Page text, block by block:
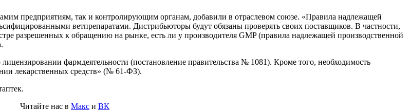
предприятиям, так и контролирующим органам, добавили в отраслевом союзе. «Правила надлежащей
ветпрепаратами. Дистрибьюторы будут обязаны проверять своих поставщиков. В частности,
разрешенных к обращению на рынке, есть ли у производителя GMP (правила надлежащей производственной
фармдеятельности (постановление правительства № 1081). Кроме того, необходимость
лекарственных средств» (№ 61-ФЗ).
Читайте нас в Макс и ВК